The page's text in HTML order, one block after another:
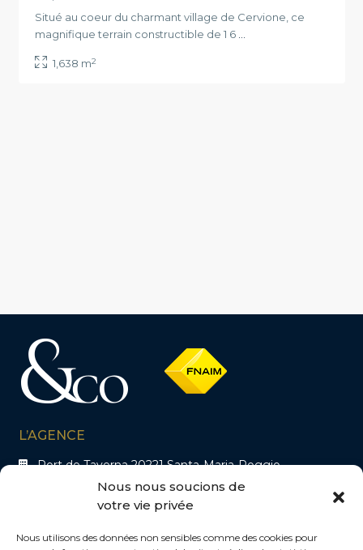
Nous nous soucions de
votre vie privée
Nous utilisons des données non sensibles comme des cookies pour
Situé au coeur du charmant village de Cervione, ce
magnifique terrain constructible de 1 6 ...
1,638 m2
L’AGENCE
Port de Taverna 20221 Santa-Maria-Poggio
+33 6 48 25 37 36